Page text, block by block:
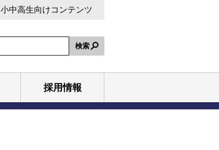
小中高生向けコンテンツ
検索
採用情報